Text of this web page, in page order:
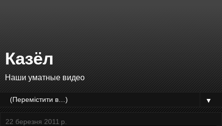
Казёл
Наши уматные видео
▼
22 березня 2011 р.